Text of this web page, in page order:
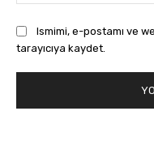
Ismimi, e-postamı ve
tarayıcıya kaydet.